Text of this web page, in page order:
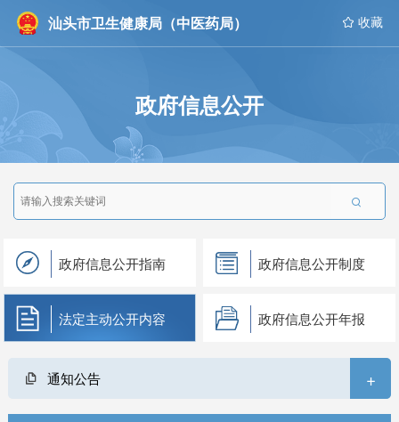
汕头市卫生健康局（中医药局）  收藏
政府信息公开

政府信息公开指南 政府信息公开制度
法定主动公开内容 政府信息公开年报
通知公告 +